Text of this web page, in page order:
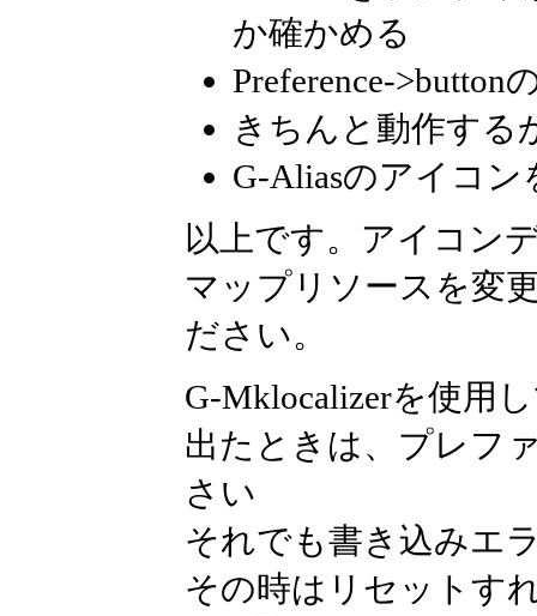
か確かめる
Preference->button
きちんと動作する
G-Aliasのアイコ
以上です。アイコン
マップリソースを変
ださい。
G-Mklocalizerを使用
出たときは、プレフ
さい
それでも書き込みエ
その時はリセットす